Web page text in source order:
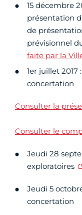
15 décembre
présentation
de
prévisionnel
faite par la
1er juillet
concertation
Consulter la
Consulter le
Jeudi 28
exploratoires
Jeudi 5
concertation